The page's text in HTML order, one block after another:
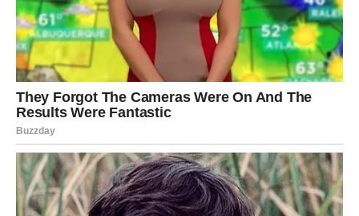
Lavovima dolazi veliki poslovni i finansijski uspjeh.
Sve ono što ste dugo gradili sada konačno počinje
donositi ozbiljan novac i priznanje.
Vrijeme velikog obilja i sreće
Pred vama su veoma uspješni dani.